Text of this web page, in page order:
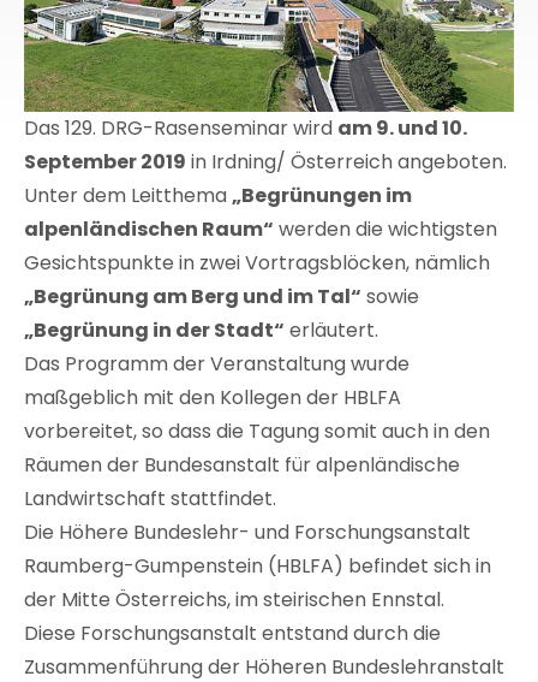
Das 129. DRG-Rasenseminar wird am 9. und 10.
September 2019 in Irdning/ Österreich angeboten.
Unter dem Leitthema„Begrünungen im
alpenländischen Raum“ werden die wichtigsten
Gesichtspunkte in zwei Vortragsblöcken, nämlich
„Begrünung am Berg und im Tal“ sowie
„Begrünung in der Stadt“ erläutert.
Das Programm der Veranstaltung wurde
maßgeblich mit den Kollegen der HBLFA
vorbereitet, so dass die Tagung somit auch in den
Räumen der Bundesanstalt für alpenländische
Landwirtschaft stattfindet.
Die Höhere Bundeslehr- und Forschungsanstalt
Raumberg-Gumpenstein (HBLFA) befindet sich in
der Mitte Österreichs, im steirischen Ennstal.
Diese Forschungsanstalt entstand durch die
Zusammenführung der Höheren Bundeslehranstalt